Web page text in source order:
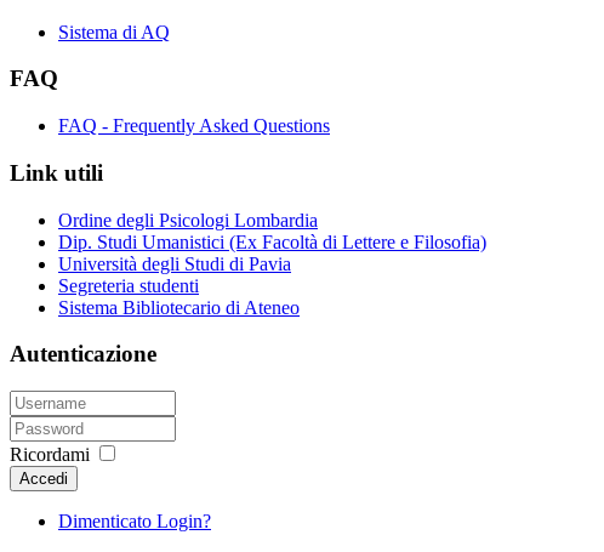
Sistema di AQ
FAQ
FAQ - Frequently Asked Questions
Link utili
Ordine degli Psicologi Lombardia
Dip. Studi Umanistici (Ex Facoltà di Lettere e Filosofia)
Università degli Studi di Pavia
Segreteria studenti
Sistema Bibliotecario di Ateneo
Autenticazione
Ricordami
Accedi
Dimenticato Login?